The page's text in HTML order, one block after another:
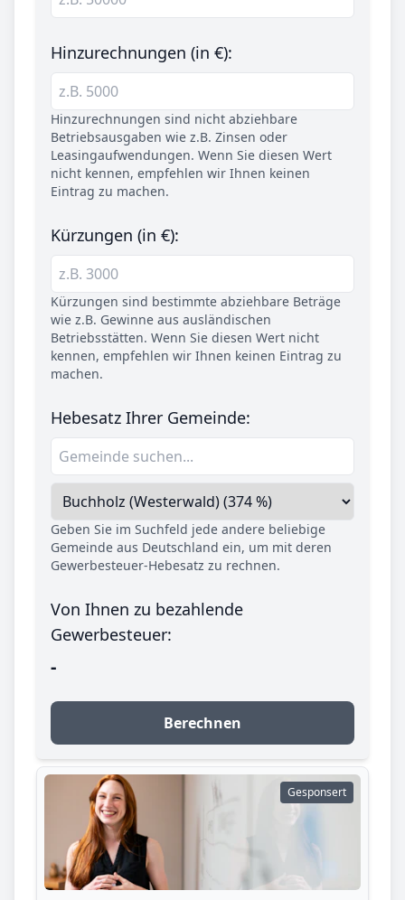
Hinzurechnungen (in €):
Hinzurechnungen sind nicht abziehbare
Betriebsausgaben wie z.B. Zinsen oder
Leasingaufwendungen. Wenn Sie diesen Wert
nicht kennen, empfehlen wir Ihnen keinen
Eintrag zu machen.
Kürzungen (in €):
Kürzungen sind bestimmte abziehbare Beträge
wie z.B. Gewinne aus ausländischen
Betriebsstätten. Wenn Sie diesen Wert nicht
kennen, empfehlen wir Ihnen keinen Eintrag zu
machen.
Hebesatz Ihrer Gemeinde:
Geben Sie im Suchfeld jede andere beliebige
Gemeinde aus Deutschland ein, um mit deren
Gewerbesteuer-Hebesatz zu rechnen.
Von Ihnen zu bezahlende
Gewerbesteuer:
-
Berechnen
Gesponsert